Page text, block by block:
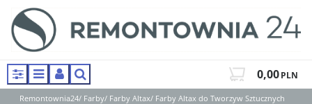
PanelMenuPanelSzukaj 0,00PLN
Remontownia24/ Farby/ Farby Altax/ Farby Altax do Tworzyw Sztucznych